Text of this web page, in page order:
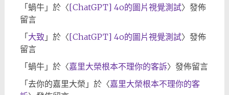
「蝸牛」於〈[ChatGPT] 4o的圖片視覺測試〉發佈
留言
「大致 」於〈[ChatGPT] 4o的圖片視覺測試〉發佈
留言
「蝸牛」於〈嘉里大榮根本不理你的客訴〉發佈留言
「去你的嘉里大榮 」於〈嘉里大榮根本不理你的客